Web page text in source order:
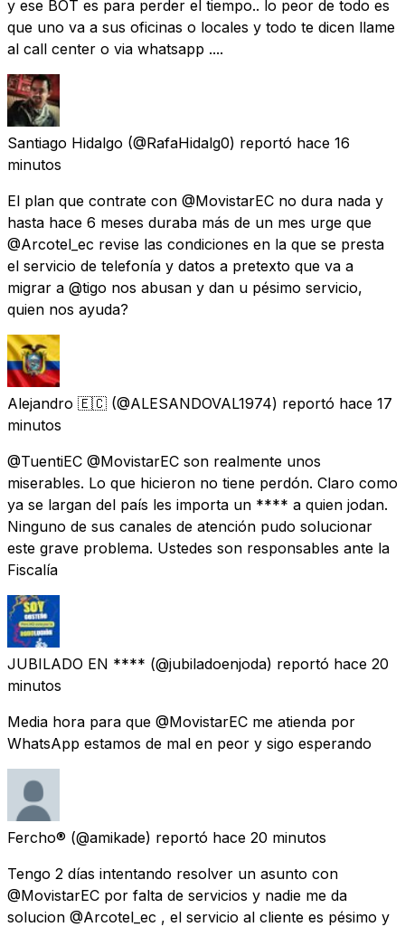
y ese BOT es para perder el tiempo.. lo peor de todo es
que uno va a sus oficinas o locales y todo te dicen llame
al call center o via whatsapp ....
Santiago Hidalgo (@RafaHidalg0) reportó hace 16
minutos
El plan que contrate con @MovistarEC no dura nada y
hasta hace 6 meses duraba más de un mes urge que
@Arcotel_ec revise las condiciones en la que se presta
el servicio de telefonía y datos a pretexto que va a
migrar a @tigo nos abusan y dan u pésimo servicio,
quien nos ayuda?
Alejandro 🇪🇨 (@ALESANDOVAL1974) reportó hace 17
minutos
@TuentiEC @MovistarEC son realmente unos
miserables. Lo que hicieron no tiene perdón. Claro como
ya se largan del país les importa un **** a quien jodan.
Ninguno de sus canales de atención pudo solucionar
este grave problema. Ustedes son responsables ante la
Fiscalía
JUBILADO EN **** (@jubiladoenjoda) reportó hace 20
minutos
Media hora para que @MovistarEC me atienda por
WhatsApp estamos de mal en peor y sigo esperando
Fercho® (@amikade) reportó hace 20 minutos
Tengo 2 días intentando resolver un asunto con
@MovistarEC por falta de servicios y nadie me da
solucion @Arcotel_ec , el servicio al cliente es pésimo y